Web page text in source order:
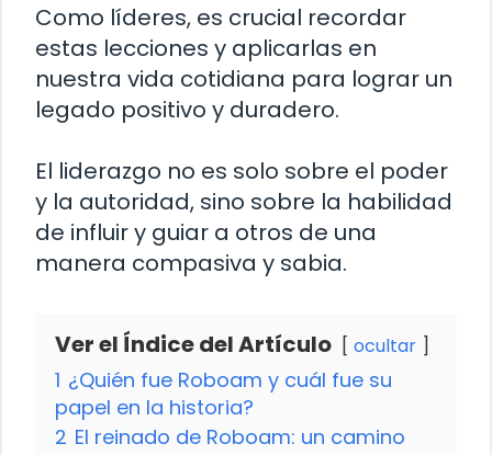
Como líderes, es crucial recordar
estas lecciones y aplicarlas en
nuestra vida cotidiana para lograr un
legado positivo y duradero.
El liderazgo no es solo sobre el poder
y la autoridad, sino sobre la habilidad
de influir y guiar a otros de una
manera compasiva y sabia.
Ver el Índice del Artículo ocultar
1 ¿Quién fue Roboam y cuál fue su
papel en la historia?
2 El reinado de Roboam: un camino